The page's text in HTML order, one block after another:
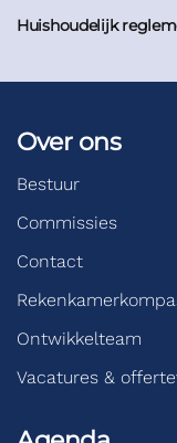
Huishoudelijk
Over ons
Bestuur
Commissies
Contact
Ontwikkelteam
Vacatures &